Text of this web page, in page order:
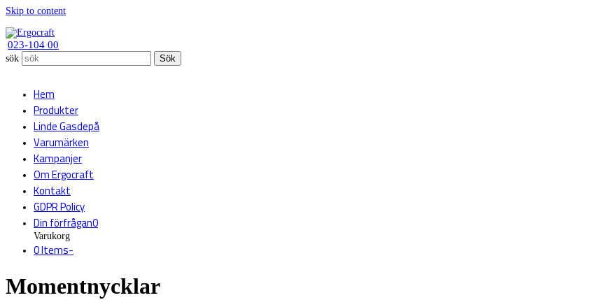
Skip to content
023-104 00
sök Sök
Hem
Produkter
Linde Gasdepå
Varumärken
Kampanjer
Om Ergocraft
Kontakt
GDPR Policy
Din förfrågan0
Varukorg
0 Items-
Momentnycklar